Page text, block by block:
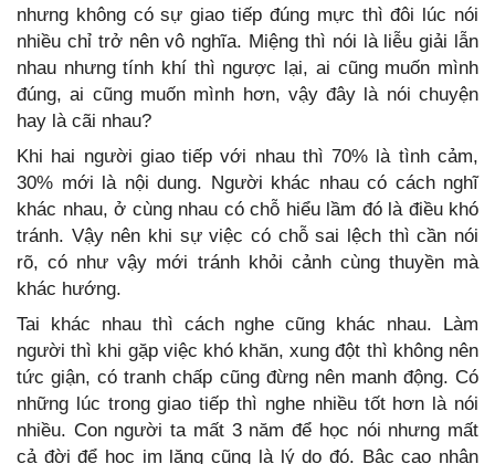
nhưng không có sự giao tiếp đúng mực thì đôi lúc nói
nhiều chỉ trở nên vô nghĩa. Miệng thì nói là liễu giải lẫn
nhau nhưng tính khí thì ngược lại, ai cũng muốn mình
đúng, ai cũng muốn mình hơn, vậy đây là nói chuyện
hay là cãi nhau?
Khi hai người giao tiếp với nhau thì 70% là tình cảm,
30% mới là nội dung. Người khác nhau có cách nghĩ
khác nhau, ở cùng nhau có chỗ hiểu lầm đó là điều khó
tránh. Vậy nên khi sự việc có chỗ sai lệch thì cần nói
rõ, có như vậy mới tránh khỏi cảnh cùng thuyền mà
khác hướng.
Tai khác nhau thì cách nghe cũng khác nhau. Làm
người thì khi gặp việc khó khăn, xung đột thì không nên
tức giận, có tranh chấp cũng đừng nên manh động. Có
những lúc trong giao tiếp thì nghe nhiều tốt hơn là nói
nhiều. Con người ta mất 3 năm để học nói nhưng mất
cả đời để học im lặng cũng là lý do đó. Bậc cao nhân